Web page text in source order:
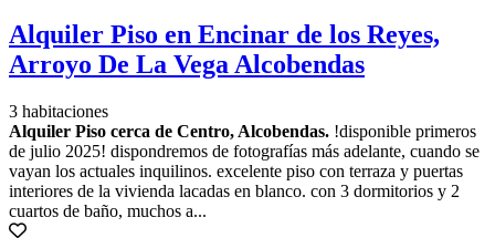
Alquiler Piso en Encinar de los Reyes,
Arroyo De La Vega Alcobendas
3 habitaciones
Alquiler Piso cerca de Centro, Alcobendas. !disponible primeros
de julio 2025! dispondremos de fotografías más adelante, cuando se
vayan los actuales inquilinos. excelente piso con terraza y puertas
interiores de la vivienda lacadas en blanco. con 3 dormitorios y 2
cuartos de baño, muchos a...